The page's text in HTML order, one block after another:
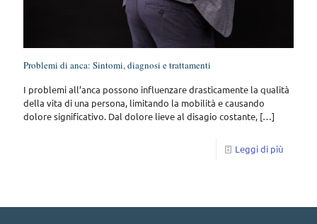
Problemi di anca: Sintomi, diagnosi e trattamenti
I problemi all’anca possono influenzare drasticamente la qualità
della vita di una persona, limitando la mobilità e causando
dolore significativo. Dal dolore lieve al disagio costante, […]
Leggi di più